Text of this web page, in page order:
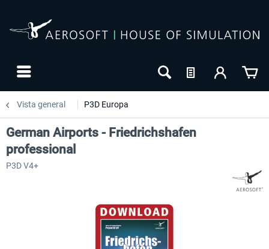
Vista general P3D Europa
German Airports - Friedrichshafen
professional
P3D V4+